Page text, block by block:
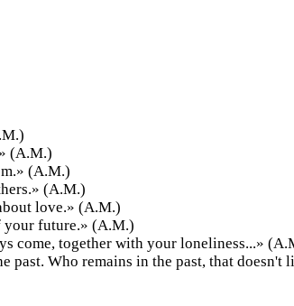
(А.М.)
(А.М.)
(А.М.)
love.» (А.М.)
your future.» (А.М.)
come, together with your loneliness...»
past. Who remains in the past, that